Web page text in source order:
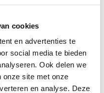
cookies
en advertenties te
social media te bieden
Ook delen we
onze site met onze
en analyse. Deze
waardoor deze
aan, als de
meer voldoende is,
tijden ontlasting